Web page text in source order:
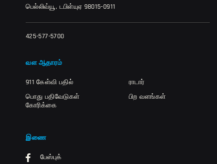
பெல்லிவ்யூ, டபிள்யுஏ 98015-0911
425-577-5700
வள ஆதாரம்
911 கேள்வி பதில்
பொது பதிவேடுகள்
கோரிக்கை
ராடார்
பிற வளங்கள்
இணை
பேஸ்புக்